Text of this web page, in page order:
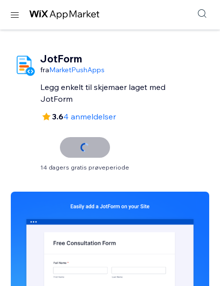
JotForm
fraMarketPushApps
Legg enkelt til skjemaer laget med
JotForm
3.64 anmeldelser
14 dagers gratis prøveperiode